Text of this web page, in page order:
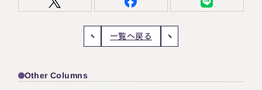
一覧へ戻る
Other Columns